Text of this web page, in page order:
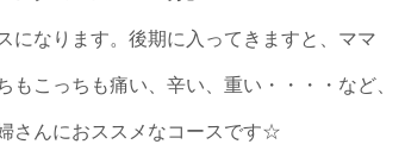
になります。後期に入ってきますと、ママ
もこっちも痛い、辛い、重い・・・・など、
さんにおススメなコースです☆